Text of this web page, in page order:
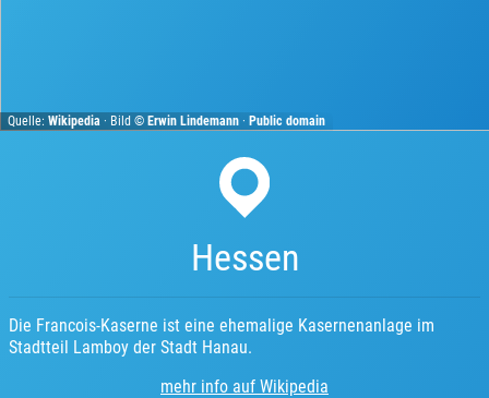
Quelle:Wikipedia · Bild ©Erwin Lindemann ·Public domain
Hessen
Die Francois-Kaserne ist eine ehemalige Kasernenanlage im
Stadtteil Lamboy der Stadt Hanau.
mehr info auf Wikipedia